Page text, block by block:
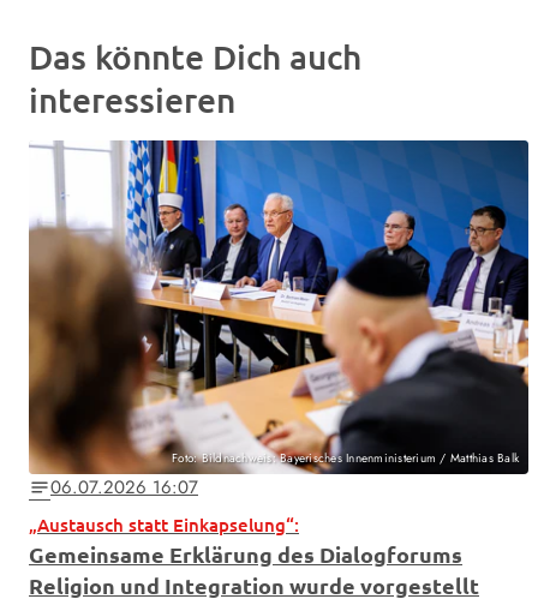
Das könnte Dich auch
interessieren
Foto: Bildnachweis: Bayerisches Innenministerium / Matthias Balk
notes06.07.2026 16:07
„Austausch statt Einkapselung“:
Gemeinsame Erklärung des Dialogforums
Religion und Integration wurde vorgestellt